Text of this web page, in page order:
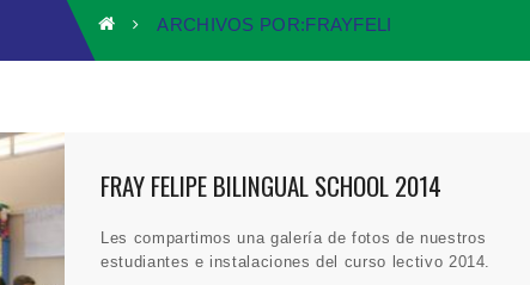
ARCHIVOS POR:FRAYFELI
FRAY FELIPE BILINGUAL SCHOOL 2014
Les compartimos una galería de fotos de nuestros
estudiantes e instalaciones del curso lectivo 2014.